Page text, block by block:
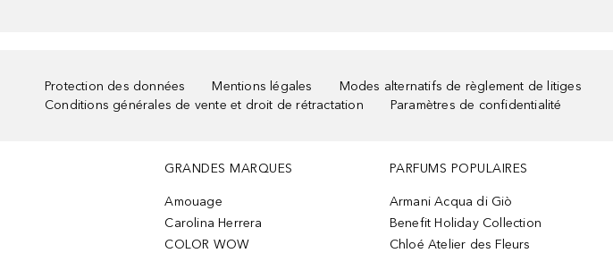
Protection des données Mentions légales
Modes alternatifs de règlement de litiges
Conditions générales de vente et droit de rétractation
Paramètres de confidentialité
GRANDES MARQUES
Amouage
Carolina Herrera
COLOR WOW
PARFUMS POPULAIRES
Armani Acqua di Giò
Benefit Holiday Collection
Chloé Atelier des Fleurs